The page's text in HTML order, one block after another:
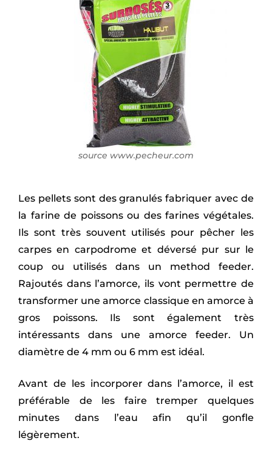
source www.pecheur.com
Les pellets sont des granulés fabriquer avec de
la farine de poissons ou des farines végétales.
Ils sont très souvent utilisés pour pêcher les
carpes en carpodrome et déversé pur sur le
coup ou utilisés dans un method feeder.
Rajoutés dans l’amorce, ils vont permettre de
transformer une amorce classique en amorce à
gros poissons. Ils sont également très
intéressants dans une amorce feeder. Un
diamètre de 4 mm ou 6 mm est idéal.
Avant de les incorporer dans l’amorce, il est
préférable de les faire tremper quelques
minutes dans l’eau afin qu’il gonfle
légèrement.